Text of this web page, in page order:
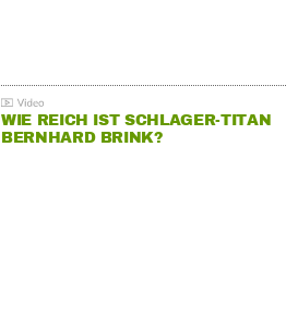
WIE REICH IST SCHLAGER-TITAN
BERNHARD BRINK?